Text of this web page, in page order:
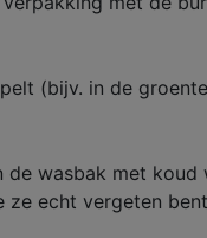
(bijv. in de
wasbak met
ze echt vergeten